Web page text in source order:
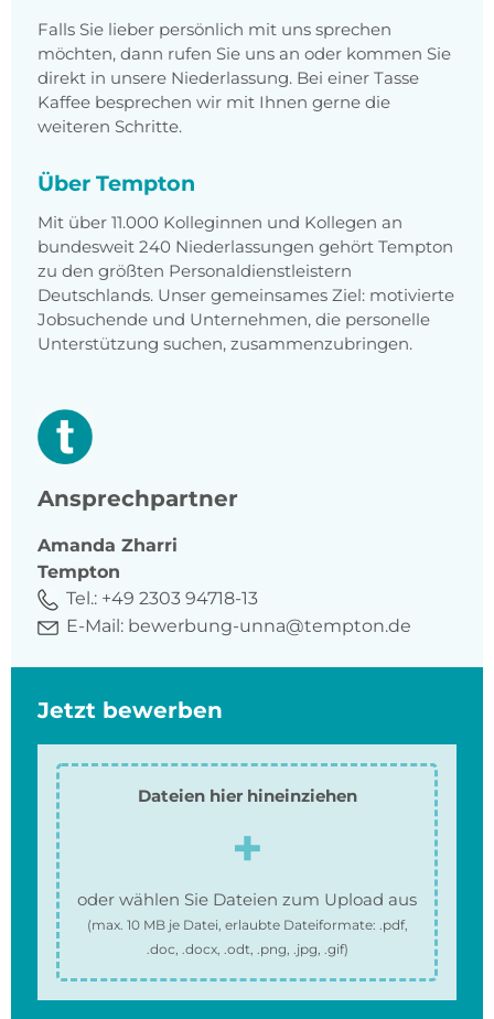
Falls Sie lieber persönlich mit uns sprechen
möchten, dann rufen Sie uns an oder kommen Sie
direkt in unsere Niederlassung. Bei einer Tasse
Kaffee besprechen wir mit Ihnen gerne die
weiteren Schritte.
Über Tempton
Mit über 11.000 Kolleginnen und Kollegen an
bundesweit 240 Niederlassungen gehört Tempton
zu den größten Personaldienstleistern
Deutschlands. Unser gemeinsames Ziel: motivierte
Jobsuchende und Unternehmen, die personelle
Unterstützung suchen, zusammenzubringen.
Ansprechpartner
Amanda Zharri
Tempton
Tel.: +49 2303 94718-13
E-Mail: bewerbung-unna@tempton.de
Jetzt bewerben
Dateien hier hineinziehen
oder wählen Sie Dateien zum Upload aus
(max. 10 MBje Datei, erlaubte Dateiformate: .pdf,
.doc, .docx, .odt, .png, .jpg, .gif)